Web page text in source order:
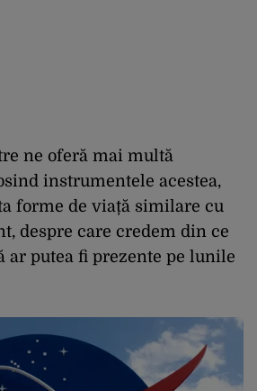
ne oferă mai multă
instrumentele acestea,
forme de viață similare cu
despre care credem din ce
ar putea fi prezente pe lunile